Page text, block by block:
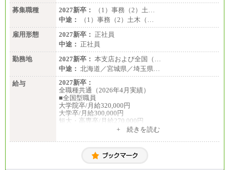
募集職種
2027新卒：
（1）事務（2）土…
中途：
（1）事務（2）土木（…
雇用形態
2027新卒： 正社員
中途： 正社員
勤務地
2027新卒： 本支店および全国（…
中途： 北海道／宮城県／埼玉県…
給与
2027新卒：
全職種共通（2026年4月実績）
■全国型職員
大学院卒/月給320,000円
大学卒/月給300,000円
短大・高専卒/月給270,000円
大学院卒/月給256,000円～288,000円
大学卒/月給240,000円～270,000円
短大・高専卒/月給216,000円～243,000円
+ 続きを読む